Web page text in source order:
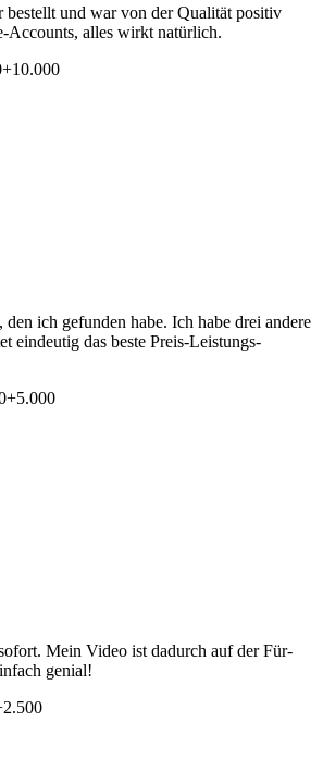
und war von der Qualität positiv
Accounts, alles wirkt natürlich.
+10.000
den ich gefunden habe. Ich habe drei andere
eindeutig das beste Preis-Leistungs-
+5.000
Mein Video ist dadurch auf der Für-
genial!
2.500